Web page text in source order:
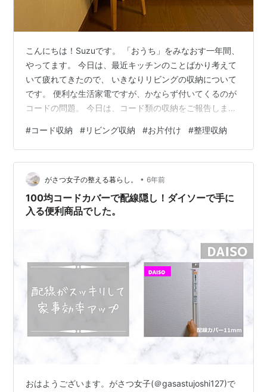
こんにちは！Suzuです。 「おうち」をみなおす一年間、
やってます。 今日は、最近キッチンのことばかり考えて
いて疲れてきたので、 いきなりリビングの収納について
です。 便利な生活家電ですが、かならず付いてくるのが
コードの問題。 今日は、コード類の収納をご報告しま
ングの片隅に置いたスツールと籠とブランケット この下
にコンセントがあります。 このコンセントからの延長コ
ードを利用し、ダイニングテーブルでニットの毛玉取り
狭い我が家のダイニングテーブルは貴重な家事スペース
でもあります。 ほかにアイロンがけやミシン仕事もここ
でやります。 ノートパソコ…
#コード収納 #リビング収納 #お片付け #整理収納
がさつ女子の整える暮らし。 • 6年前
100均コードカバーで配線隠し！ダイソーで手に
入る便利商品でした。
おはようございます。がさつ女子(＠gasastujoshi127)で